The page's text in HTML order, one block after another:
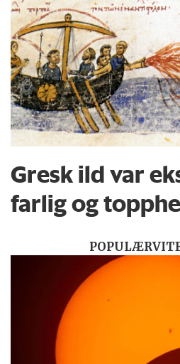
Gresk ild var
farlig og